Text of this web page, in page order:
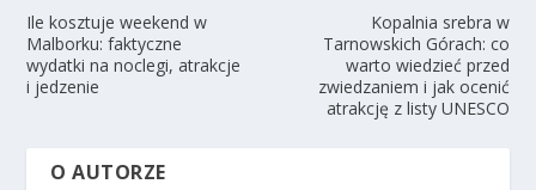
Ile kosztuje weekend w
Malborku: faktyczne
wydatki na noclegi, atrakcje
i jedzenie
Kopalnia srebra w
Tarnowskich Górach: co
warto wiedzieć przed
zwiedzaniem i jak ocenić
atrakcję z listy UNESCO
O AUTORZE